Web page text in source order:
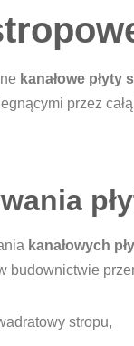
kanałowe płyty
przez
kanałowych
budownictwie
stropu,